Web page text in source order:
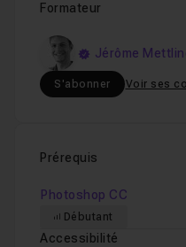
Formateur
Jérôme
S'abonner Voir ses
Prérequis
Photoshop CC
Débutant
Accessibilité